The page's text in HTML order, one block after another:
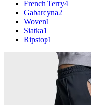
French Terry4
Gabardyna2
Woven1
Siatka1
Ripstop1